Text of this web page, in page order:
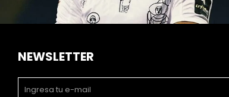
NEWSLETTER